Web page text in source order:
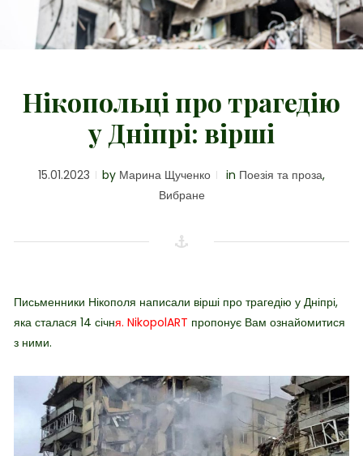
Нікопольці про трагедію
у Дніпрі: вірші
15.01.2023 by Марина Щученко in Поезія та проза,
Вибране
Письменники Нікополя написали вірші про трагедію у Дніпрі,
яка сталася 14 січня. NikopolART пропонує Вам ознайомитися
з ними.